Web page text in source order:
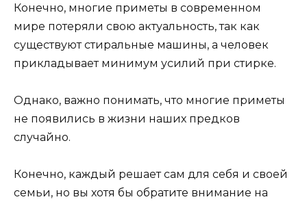
Конечно, многие приметы в современном
мире потеряли свою актуальность, так как
существуют стиральные машины, а человек
прикладывает минимум усилий при стирке.
Однако, важно понимать, что многие приметы
не появились в жизни наших предков
случайно.
Конечно, каждый решает сам для себя и своей
семьи, но вы хотя бы обратите внимание на